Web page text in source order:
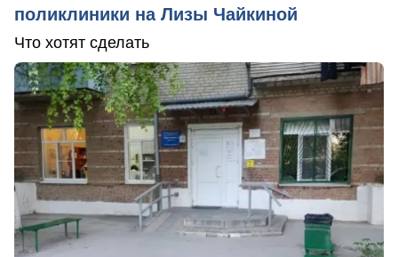
поликлиники на Лизы Чайкиной
Что хотят сделать